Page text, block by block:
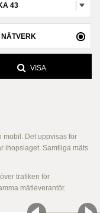
VISA
43
NÄTVERK
mobil. Det uppvisas för
ihopslaget. Samtliga mäts
trafiken för
mätleverantör.